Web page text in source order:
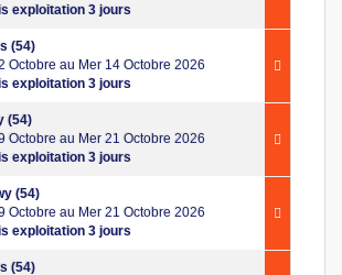
exploitation 3 jours
(54)
Octobre au Mer 14 Octobre 2026
exploitation 3 jours
(54)
Octobre au Mer 21 Octobre 2026
exploitation 3 jours
(54)
Octobre au Mer 21 Octobre 2026
exploitation 3 jours
(54)